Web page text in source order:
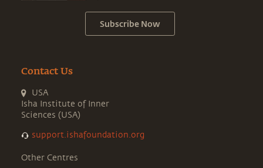
Subscribe Now
Contact Us
USA
Isha Institute of Inner
Sciences (USA)
support.ishafoundation.org
Other Centres